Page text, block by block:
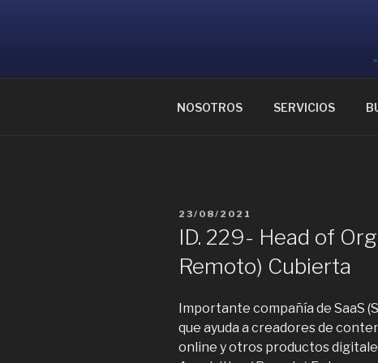
Ayudamos a reunir grandes
NOSOTROS SERVICIOS
PUBLICADO
23/08/2021
ID. 229- Head of
Remoto) Cubierta
Importante compañía de SaaS
que ayuda a creadores de
online y otros productos